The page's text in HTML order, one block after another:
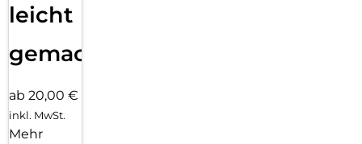
leicht
gemacht!
ab 20,00 €
inkl. MwSt.
Mehr